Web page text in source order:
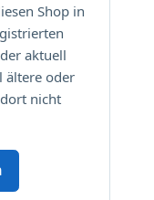
Shop in
aktuell
ältere oder
nicht